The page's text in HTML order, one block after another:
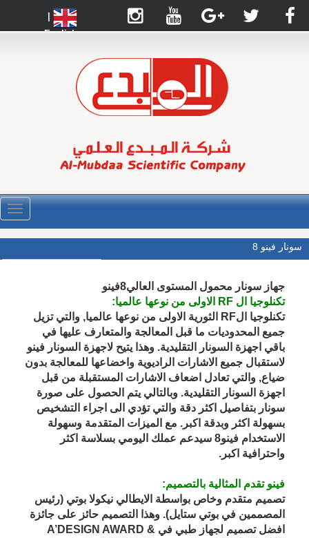
English
سونار فينو 8
جهاز سونار محمول المستوى العالي8فينو
تكنلوجيا ال RF الاولى من نوعها عالميا:
تكنلوجيا الRF الثورية الاولى من نوعها عالميا, والتي تزيل
جميع المحدوديات ما قبل المعالجة والمتعارف عليها في
باقي اجهزة السونار التقليدية. وهذا يتيح لاجهزة السونار فينو
لاستقبال جميع الاشارات الراديوية واخضاعها للمعالجة بدون
ضياع, والتي تعادل اضعاف الاشارات المستقبلة من قبل
اجهزة السونار التقليدية. وبالتالي يتم الحصول على صورة
سونار بتفاصيل اكثر دقة والتي تؤدي الى اجراء التشخيص
بسهولة اكثر وبدقة اكبر. مع الميزات المتقدمة وسهولة
الاستخدام فينو8 سيدعم عملك اليومي بسلاسة اكثر
واحترافية اكبر.
فينو تقدم المثالية بالتصميم:
تصميم متقدم وخاص بواسطة الايطالي نيكولا بوتي (رئيس
المصممين في بوتي ستايل). وهذا التصميم حائز على جائزة
افضل تصميم لجهاز طبي في A’DESIGN AWARD &